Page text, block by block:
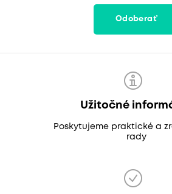
Odoberať
Užitočné
Poskytujeme praktické a
rady